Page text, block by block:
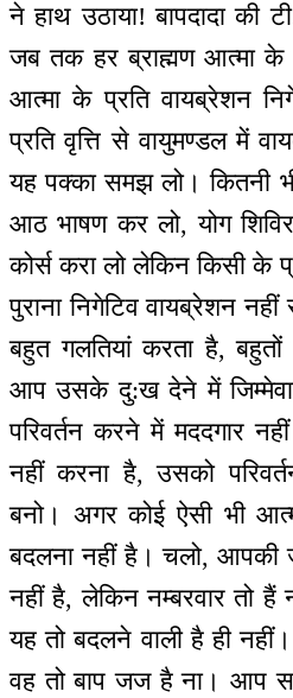
ने हाथ उठाया! बापदादा की
जब तक हर ब्राह्मण आत्मा के
आत्मा के प्रति वायब्रेशन
प्रति वृत्ति से वायुमण्डल में
यह पक्का समझ लो। कितनी
आठ भाषण कर लो, योग
कोर्स करा लो लेकिन किसी के
पुराना निगेटिव वायब्रेशन
बहुत गलतियां करता है,
आप उसके दु:ख देने में
परिवर्तन करने में मददगार
नहीं करना है, उसको
बनो। अगर कोई ऐसी भी
बदलना नहीं है। चलो, आपकी
नहीं है, लेकिन नम्बरवार तो हैं
यह तो बदलने वाली है ही
वह तो बाप जज है ना। आप